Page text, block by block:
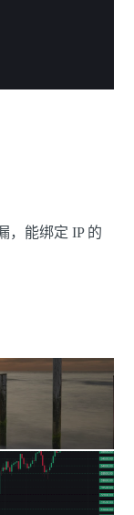
，能绑定 IP 的